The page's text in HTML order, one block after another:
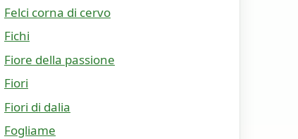
Felci corna di cervo
Fichi
Fiore della passione
Fiori
Fiori di dalia
Fogliame